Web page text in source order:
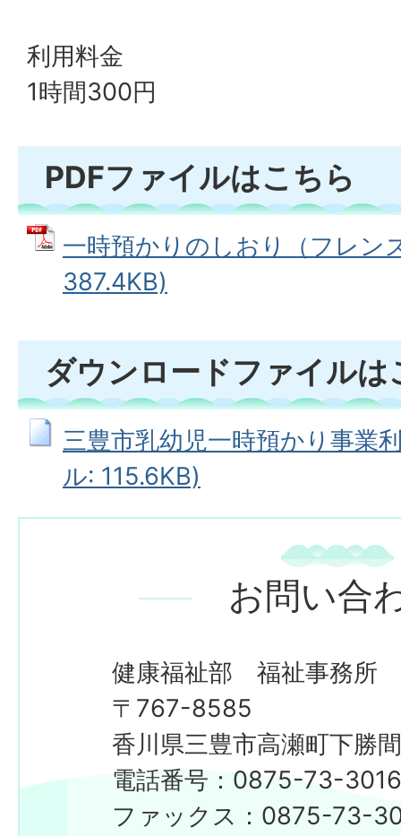
利用料金
1時間300円
PDFファイルはこちら
一時預かりのしおり（フレン
387.4KB)
ダウンロードファイルは
三豊市乳幼児一時預かり事業
ル: 115.6KB)
お問い合
健康福祉部 福祉事務所
〒767-8585
香川県三豊市高瀬町下勝
電話番号：0875-73-
ファックス：0875-73-